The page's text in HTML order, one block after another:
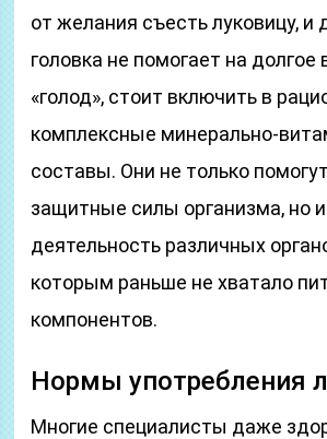
от желания съесть луковицу, и
головка не помогает на долгое
«голод», стоит включить в
комплексные минерально-
составы. Они не только
защитные силы организма, но
деятельность различных
которым раньше не хватало
компонентов.
Нормы употребления
Многие специалисты даже